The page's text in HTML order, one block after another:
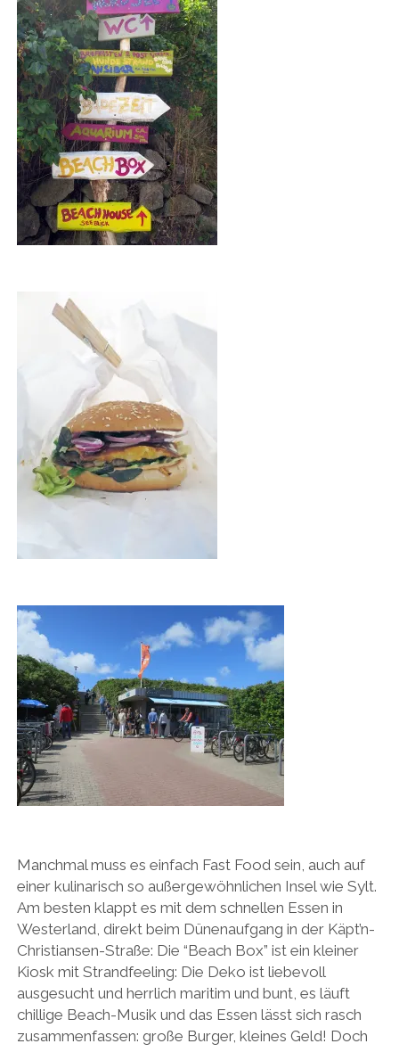
Manchmal muss es einfach Fast Food sein, auch auf
einer kulinarisch so außergewöhnlichen Insel wie Sylt.
Am besten klappt es mit dem schnellen Essen in
Westerland, direkt beim Dünenaufgang in der Käpt’n-
Christiansen-Straße: Die “Beach Box” ist ein kleiner
Kiosk mit Strandfeeling: Die Deko ist liebevoll
ausgesucht und herrlich maritim und bunt, es läuft
chillige Beach-Musik und das Essen lässt sich rasch
zusammenfassen: große Burger, kleines Geld! Doch